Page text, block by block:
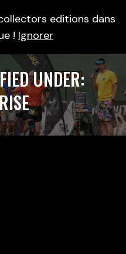
editions dans
! Ignorer
0
UNDER: